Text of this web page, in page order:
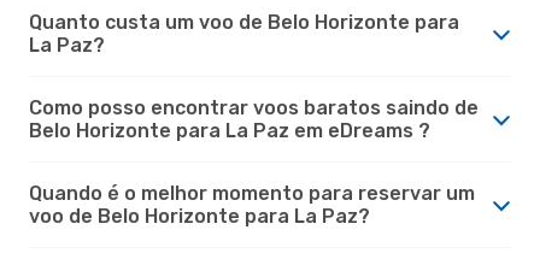
Quanto custa um voo de Belo Horizonte para
La Paz?
Como posso encontrar voos baratos saindo de
Belo Horizonte para La Paz em eDreams ?
Quando é o melhor momento para reservar um
voo de Belo Horizonte para La Paz?